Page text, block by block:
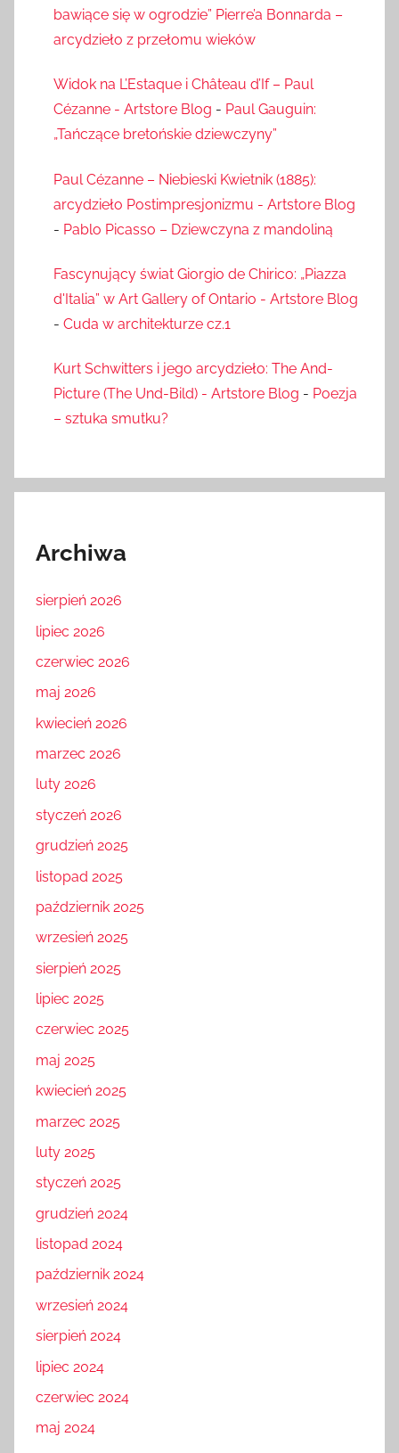
bawiące się w ogrodzie” Pierre’a Bonnarda –
arcydzieło z przełomu wieków
Widok na L’Estaque i Château d’If – Paul
Cézanne - Artstore Blog - Paul Gauguin:
„Tańczące bretońskie dziewczyny”
Paul Cézanne – Niebieski Kwietnik (1885):
arcydzieło Postimpresjonizmu - Artstore Blog
- Pablo Picasso – Dziewczyna z mandoliną
Fascynujący świat Giorgio de Chirico: „Piazza
d'Italia” w Art Gallery of Ontario - Artstore Blog
- Cuda w architekturze cz.1
Kurt Schwitters i jego arcydzieło: The And-
Picture (The Und-Bild) - Artstore Blog - Poezja
– sztuka smutku?
Archiwa
sierpień 2026
lipiec 2026
czerwiec 2026
maj 2026
kwiecień 2026
marzec 2026
luty 2026
styczeń 2026
grudzień 2025
listopad 2025
październik 2025
wrzesień 2025
sierpień 2025
lipiec 2025
czerwiec 2025
maj 2025
kwiecień 2025
marzec 2025
luty 2025
styczeń 2025
grudzień 2024
listopad 2024
październik 2024
wrzesień 2024
sierpień 2024
lipiec 2024
czerwiec 2024
maj 2024